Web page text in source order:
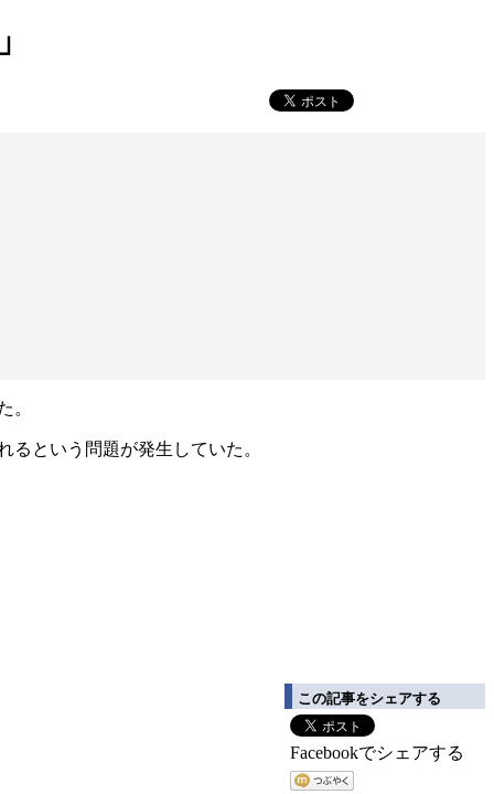
。
るという問題が発生していた。
この記事をシェアする
Facebookでシェアする